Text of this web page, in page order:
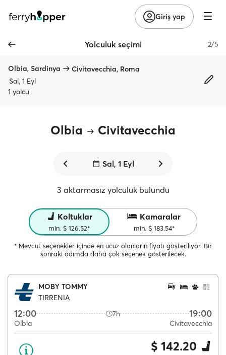
Giriş yap
Yolculuk seçimi 2/5
Olbia, Sardinya
Civitavecchia, Roma
Sal, 1 Eyl
1 yolcu
Olbia Civitavecchia
Sal, 1 Eyl
3 aktarmasız yolculuk bulundu
Koltuklar
min. $ 126.52*
Kamaralar
min. $ 183.54*
* Mevcut seçenekler içinde en ucuz olanların fiyatı gösteriliyor. Bir
sonraki adımda daha çok seçenek gösterilecek.
MOBY TOMMY
TIRRENIA
12:00 7h 19:00
Olbia Civitavecchia
$ 142.20